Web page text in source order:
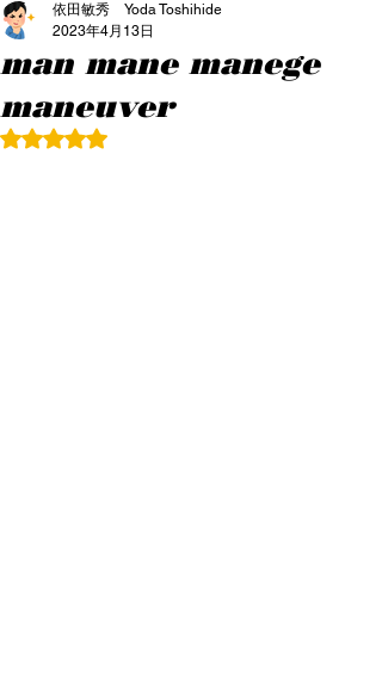
man mane manege
maneuver
依田敏秀 Yoda Toshihide
2023年4月13日
5つ星のうちNaNと評価されています。